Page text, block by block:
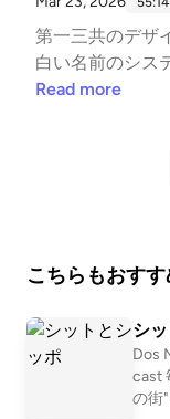
ー J. カイザー
造った人だが、
プラット・アン
さに「みにくい
ったらしい。
督。2004年。第
た作品。トニー
ンマンの中の人
いのもこの理
離される物質
ia) 鳥人間コン
第一三共のデザ
白い名前のシス
ングについて話
た。-----
社カナエ) 医薬
ックを押すこと
ィ、作業負担の
誤印字が浮き彫
rmacyDXnews)
いました。ミ
ミナルでバー
Read more
こちらもおす
シ
Dos
cast 毎週月曜更新。 📣有料 / 無料で入れる "疎
の街" はコ